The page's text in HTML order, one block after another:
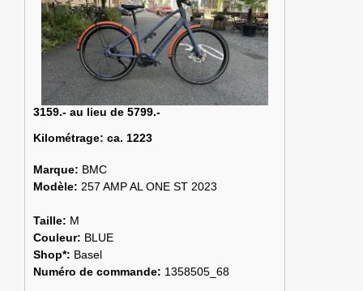
3159.- au lieu de 5799.-
Kilométrage: ca. 1223
Marque: BMC
Modèle: 257 AMP AL ONE ST 2023
Taille: M
Couleur: BLUE
Shop*: Basel
Numéro de commande: 1358505_68